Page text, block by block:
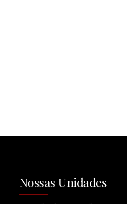
Nossas Unidades